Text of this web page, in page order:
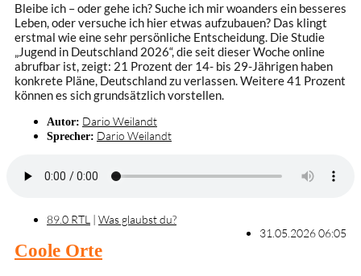
Bleibe ich – oder gehe ich? Suche ich mir woanders ein besseres
Leben, oder versuche ich hier etwas aufzubauen? Das klingt
erstmal wie eine sehr persönliche Entscheidung. Die Studie
„Jugend in Deutschland 2026“, die seit dieser Woche online
abrufbar ist, zeigt: 21 Prozent der 14- bis 29-Jährigen haben
konkrete Pläne, Deutschland zu verlassen. Weitere 41 Prozent
können es sich grundsätzlich vorstellen.
Autor: Dario Weilandt
Sprecher: Dario Weilandt
89.0 RTL | Was glaubst du?
31.05.2026 06:05
Coole Orte